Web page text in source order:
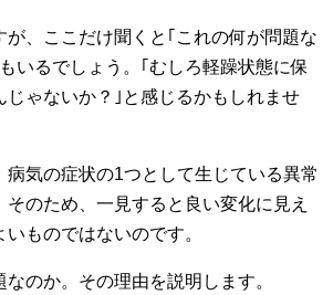
が、ここだけ聞くと｢これの何が問題な
いるでしょう。｢むしろ軽躁状態に保
じゃないか？｣と感じるかもしれませ
病気の症状の1つとして生じている異常
のため、一見すると良い変化に見え
ものではないのです。
のか。その理由を説明します。